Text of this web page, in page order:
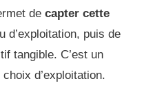
de capter cette
d’exploitation, puis de
tangible. C’est un
d’exploitation.